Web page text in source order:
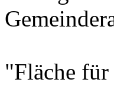
"Fläche für